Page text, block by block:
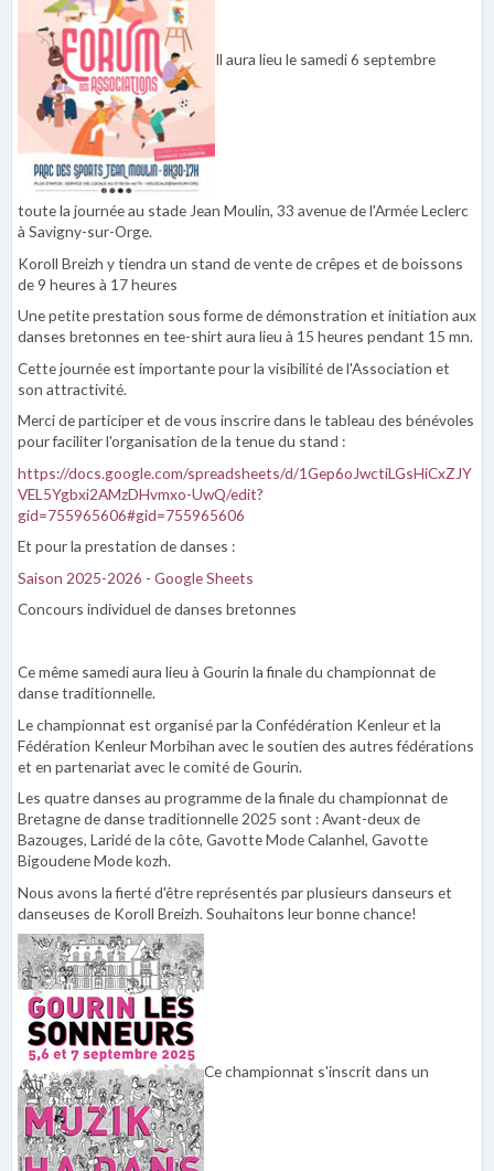
Il aura lieu le samedi 6 septembre
toute la journée au stade Jean Moulin, 33 avenue de l'Armée Leclerc
à Savigny-sur-Orge.
Koroll Breizh y tiendra un stand de vente de crêpes et de boissons
de 9 heures à 17 heures
Une petite prestation sous forme de démonstration et initiation aux
danses bretonnes en tee-shirt aura lieu à 15 heures pendant 15 mn.
Cette journée est importante pour la visibilité de l'Association et
son attractivité.
Merci de participer et de vous inscrire dans le tableau des bénévoles
pour faciliter l'organisation de la tenue du stand :
https://docs.google.com/spreadsheets/d/1Gep6oJwctiLGsHiCxZJY
VEL5Ygbxi2AMzDHvmxo-UwQ/edit?
gid=755965606#gid=755965606
Et pour la prestation de danses :
Saison 2025-2026 - Google Sheets
Concours individuel de danses bretonnes
Ce même samedi aura lieu à Gourin la finale du championnat de
danse traditionnelle.
Le championnat est organisé par la Confédération Kenleur et la
Fédération Kenleur Morbihan avec le soutien des autres fédérations
et en partenariat avec le comité de Gourin.
Les quatre danses au programme de la finale du championnat de
Bretagne de danse traditionnelle 2025 sont : Avant-deux de
Bazouges, Laridé de la côte, Gavotte Mode Calanhel, Gavotte
Bigoudene Mode kozh.
Nous avons la fierté d'être représentés par plusieurs danseurs et
danseuses de Koroll Breizh. Souhaitons leur bonne chance!
Ce championnat s'inscrit dans un